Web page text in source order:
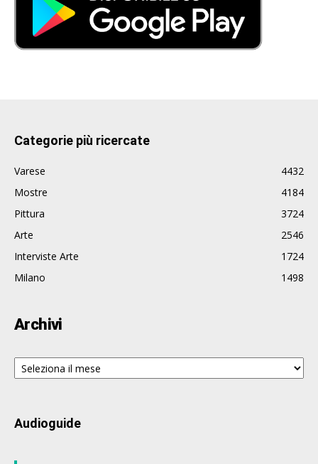
Categorie più ricercate
Varese
4432
Mostre
4184
Pittura
3724
Arte
2546
Interviste Arte
1724
Milano
1498
Archivi
Archivi
Audioguide